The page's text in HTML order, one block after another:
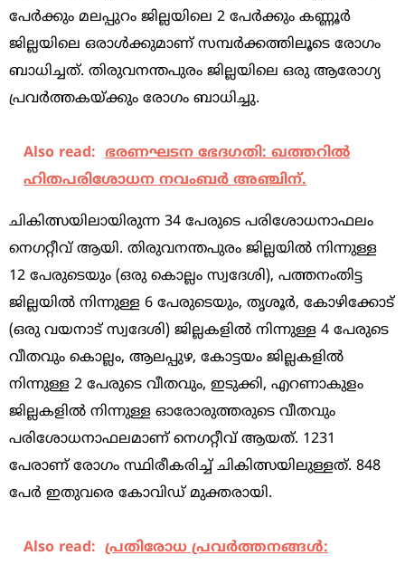
പേര്‍ക്കും മലപ്പുറം ജില്ലയിലെ 2 പേര്‍ക്കും കണ്ണൂര്‍
ജില്ലയിലെ ഒരാള്‍ക്കുമാണ് സമ്പര്‍ക്കത്തിലൂടെ രോഗം
ബാധിച്ചത്. തിരുവനന്തപുരം ജില്ലയിലെ ഒരു ആരോഗ്യ
പ്രവര്‍ത്തകയ്ക്കും രോഗം ബാധിച്ചു.
Also read: ഭരണഘടന ഭേദഗതി: ഖത്തറിൽ
ഹിതപരിശോധന നവംബർ അഞ്ചിന്.
ചികിത്സയിലായിരുന്ന 34 പേരുടെ പരിശോധനാഫലം
നെഗറ്റീവ് ആയി. തിരുവനന്തപുരം ജില്ലയില്‍ നിന്നുള്ള
12 പേരുടെയും (ഒരു കൊല്ലം സ്വദേശി), പത്തനംതിട്ട
ജില്ലയില്‍ നിന്നുള്ള 6 പേരുടെയും, തൃശൂര്‍, കോഴിക്കോട്
(ഒരു വയനാട് സ്വദേശി) ജില്ലകളില്‍ നിന്നുള്ള 4 പേരുടെ
വീതവും കൊല്ലം, ആലപ്പുഴ, കോട്ടയം ജില്ലകളില്‍
നിന്നുള്ള 2 പേരുടെ വീതവും, ഇടുക്കി, എറണാകുളം
ജില്ലകളില്‍ നിന്നുള്ള ഓരോരുത്തരുടെ വീതവും
പരിശോധനാഫലമാണ് നെഗറ്റീവ് ആയത്. 1231
പേരാണ് രോഗം സ്ഥിരീകരിച്ച്‌ ചികിത്സയിലുള്ളത്. 848
പേര്‍ ഇതുവരെ കോവിഡ് മുക്തരായി.
Also read: പ്രതിരോധ പ്രവര്‍ത്തനങ്ങള്‍: